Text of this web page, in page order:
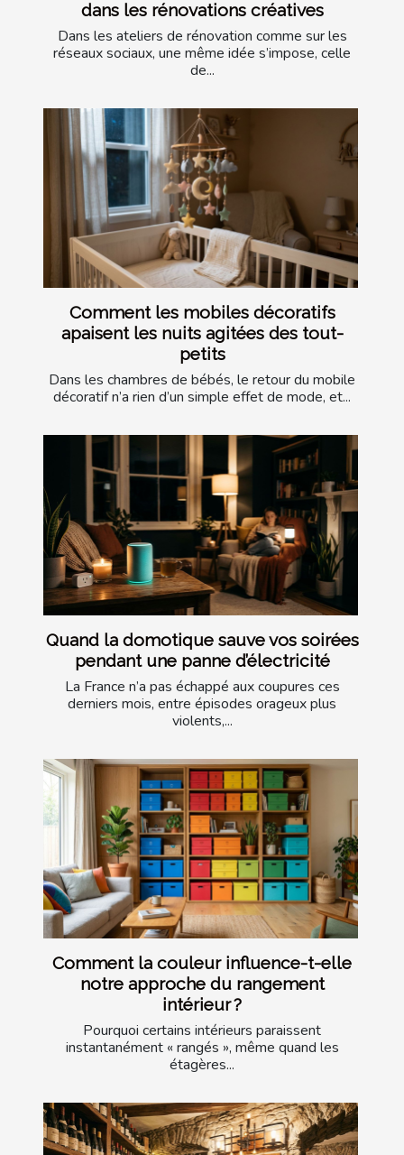
dans les rénovations créatives
Dans les ateliers de rénovation comme sur les
réseaux sociaux, une même idée s’impose, celle
de...
Comment les mobiles décoratifs
apaisent les nuits agitées des tout-
petits
Dans les chambres de bébés, le retour du mobile
décoratif n’a rien d’un simple effet de mode, et...
Quand la domotique sauve vos soirées
pendant une panne d’électricité
La France n’a pas échappé aux coupures ces
derniers mois, entre épisodes orageux plus
violents,...
Comment la couleur influence-t-elle
notre approche du rangement
intérieur ?
Pourquoi certains intérieurs paraissent
instantanément « rangés », même quand les
étagères...